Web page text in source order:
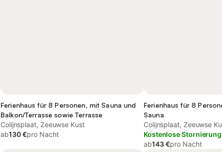
Ferienhaus für 8 Personen, mit Sauna und
Balkon/Terrasse sowie Terrasse
Colijnsplaat, Zeeuwse Kust
ab130 €pro Nacht
Ferienhaus für 8
Sauna
Colijnsplaat, Zeeuwse
Kostenlose Stornierung
ab143 €pro Nacht